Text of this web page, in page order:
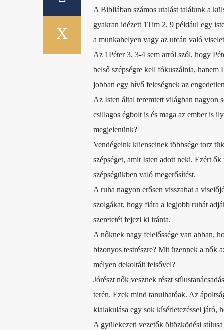
A Bibliában számos utalást találunk a
gyakran idézett 1Tim 2, 9 például egy
a munkahelyen vagy az utcán való
Az 1Péter 3, 3-4 sem arról szól, hogy
belső szépségre kell fókuszálnia, hanem
jobban egy hívő feleségnek az
Az Isten által teremtett világban nagyon
csillagos égbolt is és maga az ember is
megjelenünk?
Vendégeink klienseinek többsége torz
szépséget, amit Isten adott neki. Ezért
szépségükben való megerősítést.
A ruha nagyon erősen visszahat a
szolgákat, hogy fiára a legjobb ruhát
szeretetét fejezi ki iránta.
A nőknek nagy felelőssége van abban,
bizonyos testrészre? Mit üzennek a nők
mélyen dekoltált felsővel?
Jórészt nők vesznek részt
terén. Ezek mind tanulhatóak. Az
kialakulása egy sok kísérletezéssel járó,
A gyülekezeti vezetők öltözködési